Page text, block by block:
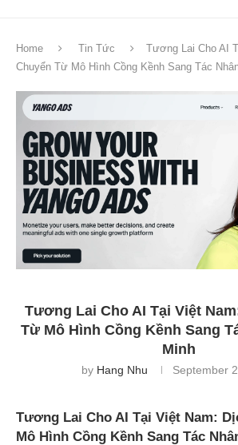
Home Tin Tức
Tương Lai Cho AI
Chuyển Từ Mô Hình Cồng Kềnh Sang Tác
Tương Lai Cho AI Tại Việt
Từ Mô Hình Cồng Kềnh Sang
Minh
by Hang Nhu September
Tương Lai Cho AI Tại Việt Nam:
Mô Hình Cồng Kềnh Sang Tác